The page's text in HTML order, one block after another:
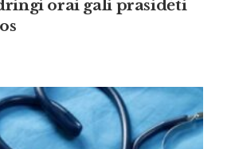
orai gali prasidėti